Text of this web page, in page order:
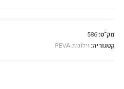
מק"ט:586
קטגוריה: וילונות PEVA